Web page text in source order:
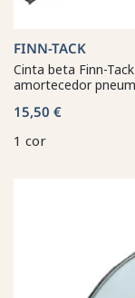
FINN-TACK
Cinta beta Finn-
amortecedor
15,50 €
1 cor